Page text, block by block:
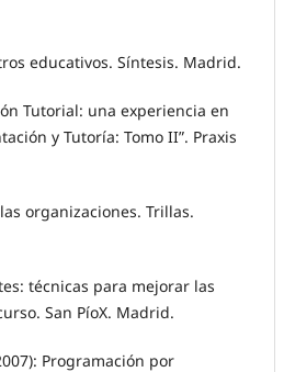
educativos. Síntesis. Madrid.
Tutorial: una experiencia en
y Tutoría: Tomo II”. Praxis
organizaciones. Trillas.
técnicas para mejorar las
San PíoX. Madrid.
Programación por